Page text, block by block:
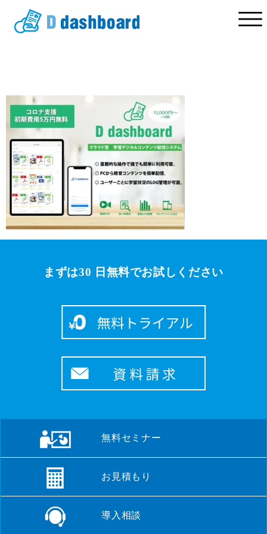
まずは30 日無料でお試しください
無料セミナー
お見積もり
導入相談